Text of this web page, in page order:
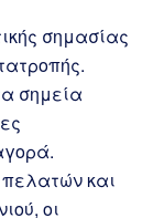
σημασίας
σημεία
και
οι